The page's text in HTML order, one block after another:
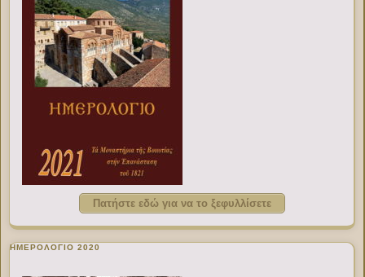
Πατήστε εδώ για να το ξεφυλλίσετε
ΗΜΕΡΟΛΟΓΙΟ 2020